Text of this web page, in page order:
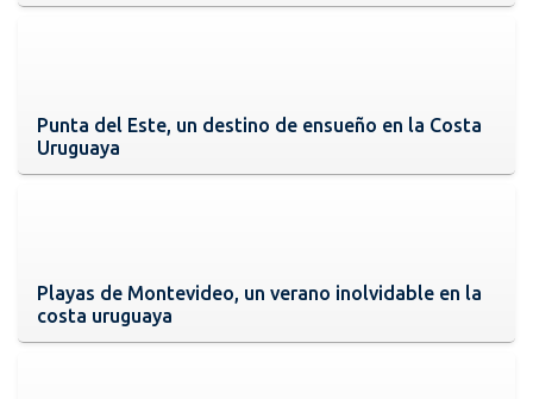
Punta del Este, un destino de ensueño en la Costa
Uruguaya
Playas de Montevideo, un verano inolvidable en la
costa uruguaya